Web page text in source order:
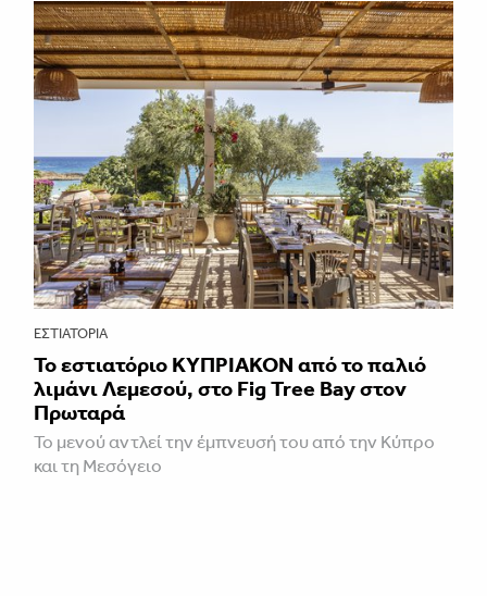
ΕΣΤΙΑΤΌΡΙΑ
Το εστιατόριο ΚΥΠΡΙΑΚΟΝ από το παλιό
λιμάνι Λεμεσού, στο Fig Tree Bay στον
Πρωταρά
Το μενού αντλεί την έμπνευσή του από την Κύπρο
και τη Μεσόγειο